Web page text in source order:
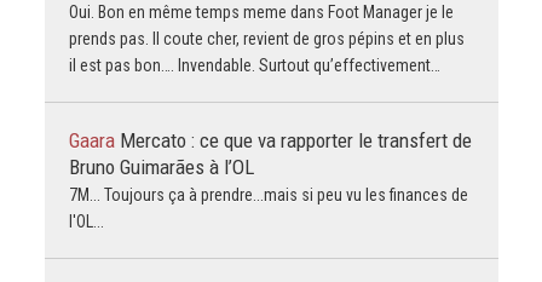
Oui. Bon en même temps meme dans Foot Manager je le
prends pas. Il coute cher, revient de gros pépins et en plus
il est pas bon…. Invendable. Surtout qu’effectivement…
Gaara Mercato : ce que va rapporter le transfert de
Bruno Guimarães à l’OL
7M... Toujours ça à prendre...mais si peu vu les finances de
l'OL...